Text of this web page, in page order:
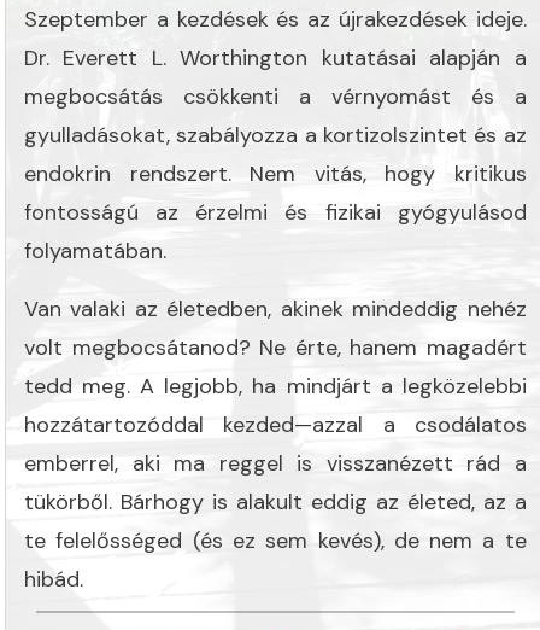
Szeptember a kezdések és az újrakezdések ideje.
Dr. Everett L. Worthington kutatásai alapján a
megbocsátás csökkenti a vérnyomást és a
gyulladásokat, szabályozza a kortizolszintet és az
endokrin rendszert. Nem vitás, hogy kritikus
fontosságú az érzelmi és fizikai gyógyulásod
folyamatában.
Van valaki az életedben, akinek mindeddig nehéz
volt megbocsátanod? Ne érte, hanem magadért
tedd meg. A legjobb, ha mindjárt a legközelebbi
hozzátartozóddal kezded—azzal a csodálatos
emberrel, aki ma reggel is visszanézett rád a
tükörből. Bárhogy is alakult eddig az életed, az a
te felelősséged (és ez sem kevés), de nem a te
hibád.